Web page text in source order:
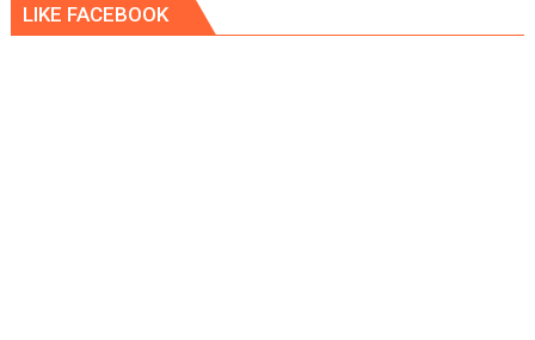
ว
LIKE FACEBOOK